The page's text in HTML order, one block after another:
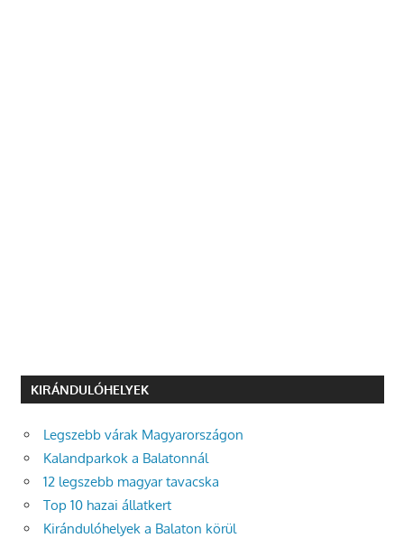
KIRÁNDULÓHELYEK
Legszebb várak Magyarországon
Kalandparkok a Balatonnál
12 legszebb magyar tavacska
Top 10 hazai állatkert
Kirándulóhelyek a Balaton körül